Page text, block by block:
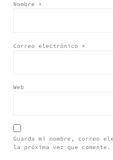
Nombre *
Correo electrónico *
Web
Guarda mi nombre, correo
la próxima vez que comente.